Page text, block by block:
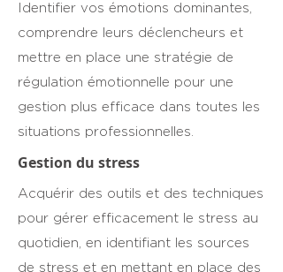
Identifier vos émotions dominantes,
comprendre leurs déclencheurs et
mettre en place une stratégie de
régulation émotionnelle pour une
gestion plus efficace dans toutes les
situations professionnelles.
Gestion du stress
Acquérir des outils et des techniques
pour gérer efficacement le stress au
quotidien, en identifiant les sources
de stress et en mettant en place des